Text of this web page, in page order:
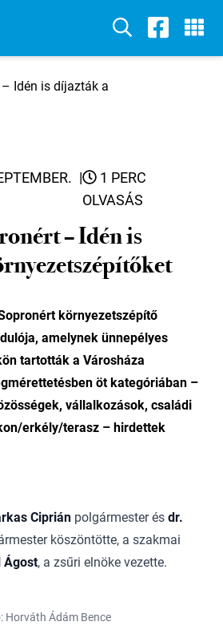
|
1 PERC
OLVASÁS
– Idén is
környezetszépítő
amelynek ünnepélyes
tartották a Városháza
öt kategóriában –
vállalkozások, családi
erkély/terasz – hirdettek
Ciprián polgármester és dr.
köszöntötte, a szakmai
Ágost, a zsűri elnöke vezette.
Horváth Ádám Bence